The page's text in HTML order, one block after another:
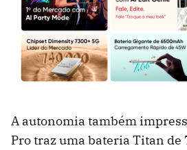
A autonomia também
Pro traz uma bateria Titan de